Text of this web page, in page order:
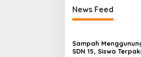
News Feed
Sampah
SDN 15, Siswa